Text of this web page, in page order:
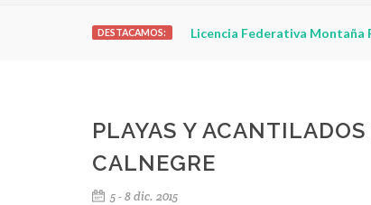
DESTACAMOS: ¿Puedo adelgazar haciendo
PLAYAS Y
CALNEGRE
5 - 8 dic. 2015